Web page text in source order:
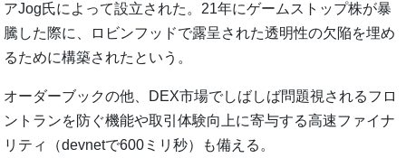
アJog氏によって設立された。21年にゲームストップ株が暴
騰した際に、ロビンフッドで露呈された透明性の欠陥を埋め
るために構築されたという。
オーダーブックの他、DEX市場でしばしば問題視されるフロ
ントランを防ぐ機能や取引体験向上に寄与する高速ファイナ
リティ（devnetで600ミリ秒）も備える。